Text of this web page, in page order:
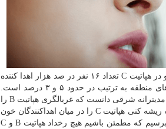
نرخ در منطقه مدیترانه شرقی(EMRO) است و به ترتیب در هپاتیت B حدود ۳۶ نفر در صد هزار و در هپاتیت C تعداد ۱۶ نفر در صد هزار اهدا کننده
خون است. این در شرایطی است که نرخ هپاتیت B و C در بین اهداکنندگان در بعضی از کشورهای منطقه به ترتیب در حدود ۵ و ۳ درصد است.
مدیر کل روابط عمومی و امور بین الملل سازمان انتقال خون، ایران را جزو شش کشور منطقه مدیترانه شرقی دانست که غربالگری هپاتیت B را
بر روی تمامی خون های اهدایی انجام می دهد. وی تصریح کرد: سازمان انتقال خون ایران، برنامه ریشه کنی هپاتیت C را در میان اهداکنندگان خون
در پیش گرفته و به دنبال رسیدن به خطر صفر هپاتیت B در سال های آتی است و باید به روزی برسیم که مطمئن باشیم هیچ رخداد هپاتیت B و C